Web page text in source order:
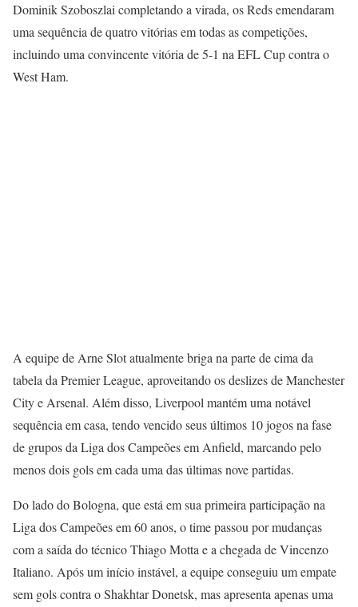
Dominik Szoboszlai completando a virada, os Reds emendaram
uma sequência de quatro vitórias em todas as competições,
incluindo uma convincente vitória de 5-1 na EFL Cup contra o
West Ham.
A equipe de Arne Slot atualmente briga na parte de cima da
tabela da Premier League, aproveitando os deslizes de Manchester
City e Arsenal. Além disso, Liverpool mantém uma notável
sequência em casa, tendo vencido seus últimos 10 jogos na fase
de grupos da Liga dos Campeões em Anfield, marcando pelo
menos dois gols em cada uma das últimas nove partidas.
Do lado do Bologna, que está em sua primeira participação na
Liga dos Campeões em 60 anos, o time passou por mudanças
com a saída do técnico Thiago Motta e a chegada de Vincenzo
Italiano. Após um início instável, a equipe conseguiu um empate
sem gols contra o Shakhtar Donetsk, mas apresenta apenas uma